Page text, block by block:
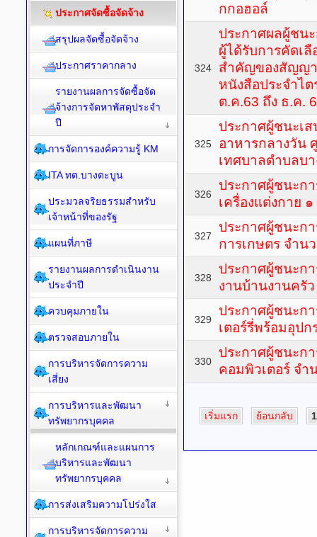
กกอฮอล์
324
ประกาศผลผู้ชน
ผู้ได้รับการคัดเ
สำคัญของสัญญา
หนังสือประจำไ
ต.ค.63 ถึง ธ.ค.
325
ประกาศผู้ชนะเ
อาหารกลางวัน
เทศบาลตำบลบ
326
ประกาศผู้ชนะก
เครื่องแต่งกาย
327
ประกาศผู้ชนะก
การเกษตร จำน
328
ประกาศผู้ชนะก
งานบ้านงานครั
329
ประกาศผู้ชนะก
เตอร์รี่พร้อมอุป
330
ประกาศผู้ชนะก
คอมพิวเตอร์ จำ
เริ่มแรก ย้อนกลับ
ประกาศจัดซื้อจัดจ้าง
สรุปผลจัดซื้อจัดจ้าง
ประกาศราคากลาง
รายงานผลการจัดซื้อจัด
จ้างการจัดหาพัสดุประจำ
ปี
การจัดการองค์ความรู้ KM
ITA ทต.บางตะบูน
ประมวลจริยธรรมสำหรับ
เจ้าหน้าที่ของรัฐ
แผนที่ภาษี
รายงานผลการดำเนินงาน
ประจำปี
ควบคุมภายใน
ตรวจสอบภายใน
การบริหารจัดการความ
เสี่ยง
การบริหารและพัฒนา
ทรัพยากรบุคคล
หลักเกณฑ์และแผนการ
บริหารและพัฒนา
ทรัพยากรบุคคล
การส่งเสริมความโปร่งใส
การบริหารจัดการความ